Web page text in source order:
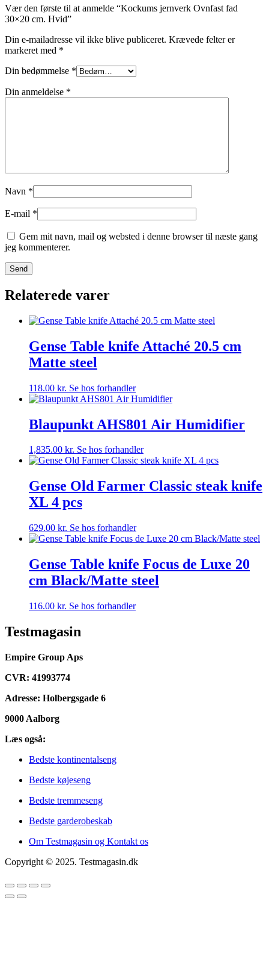
Vær den første til at anmelde “Kockums jernverk Ovnfast fad
30×20 cm. Hvid”
Din e-mailadresse vil ikke blive publiceret. Krævede felter er
markeret med *
Din bedømmelse *
Din anmeldelse *
Navn *
E-mail *
Gem mit navn, mail og websted i denne browser til næste gang
jeg kommenterer.
Relaterede varer
Gense Table knife Attaché 20.5 cm
Matte steel
118.00 kr. Se hos forhandler
Blaupunkt AHS801 Air Humidifier
1,835.00 kr. Se hos forhandler
Gense Old Farmer Classic steak knife
XL 4 pcs
629.00 kr. Se hos forhandler
Gense Table knife Focus de Luxe 20
cm Black/Matte steel
116.00 kr. Se hos forhandler
Testmagasin
Empire Group Aps
CVR: 41993774
Adresse: Holbergsgade 6
9000 Aalborg
Læs også:
Bedste kontinentalseng
Bedste køjeseng
Bedste tremmeseng
Bedste garderobeskab
Om Testmagasin og Kontakt os
Copyright © 2025. Testmagasin.dk